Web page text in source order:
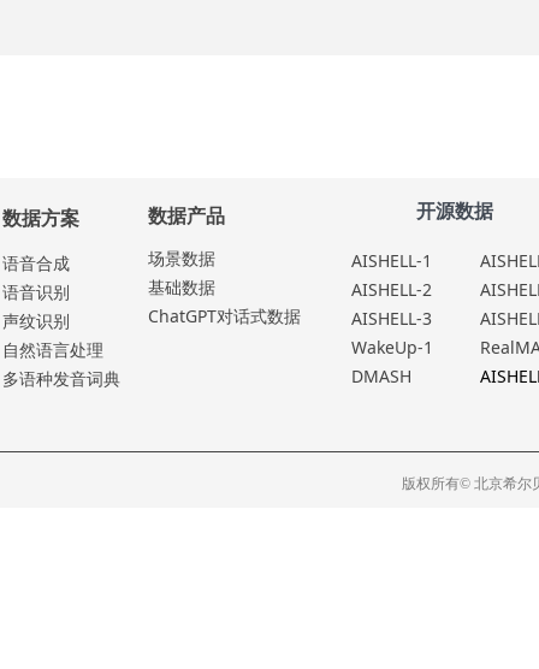
数据方案
语⾳合成
语⾳识别
声纹识别
⾃然语⾔处理
多语种发⾳词典
数据产品
场景数据
基础数据
ChatGPT对话式数据
AISHELL-1
AISHELL-2
AISHELL-3
WakeUp-1
DMASH
开源数据
版权所有© 北京希尔